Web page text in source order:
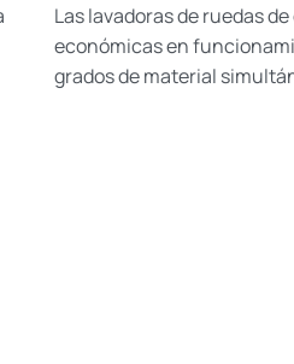
Las lavadoras de ruedas
económicas en
grados de material